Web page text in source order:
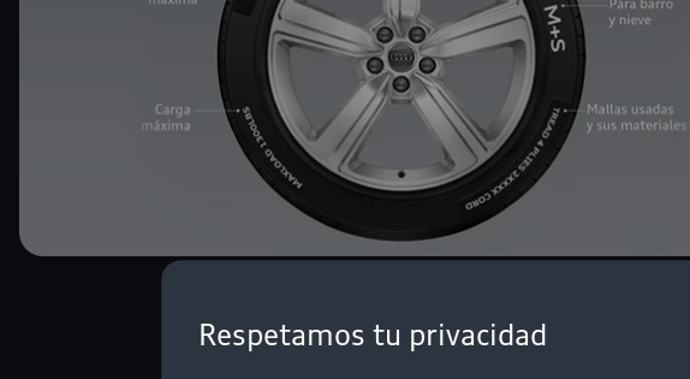
Respetamos tu privacidad